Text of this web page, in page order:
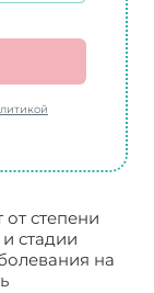
степени
стадии
на